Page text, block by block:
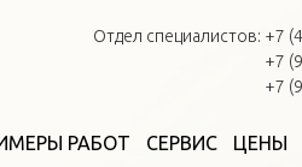
Отдел специалистов: +7
+7
+7
РАБОТ СЕРВИС ЦЕНЫ